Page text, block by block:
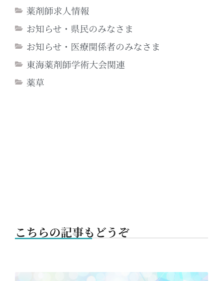
薬剤師求人情報
お知らせ・県民のみなさま
お知らせ・医療関係者のみなさま
東海薬剤師学術大会関連
薬草
こちらの記事もどうぞ